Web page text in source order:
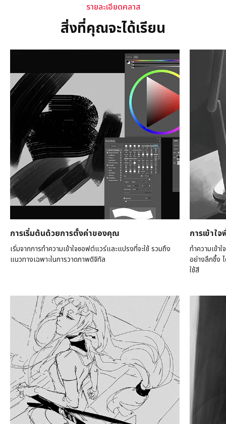
รายละเอียดคลาส
สิ่งที่คุณจะได้เรียน
การเริ่มต้นด้วยการตั้งค่าของคุณ
เริ่มจากการทำความเข้าใจซอฟต์แวร์และแปรงที่จะใช้ รวมถึง
แนวทางเฉพาะในการวาดภาพดิจิทัล
การเข้าใ
ทำความเข้า
อย่างลึกซึ้ง
ใช้สี